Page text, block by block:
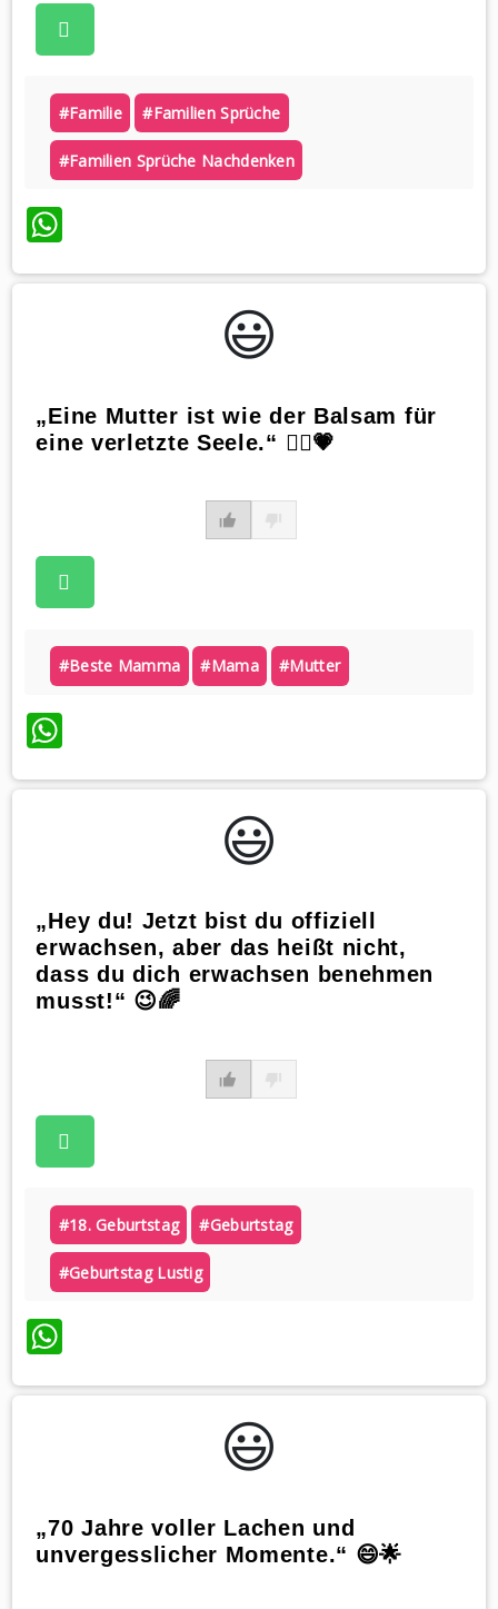
#familie #familien Sprüche
#familien Sprüche Nachdenken
WhatsApp
😃️
„Eine Mutter ist wie der Balsam für
eine verletzte Seele.“ 💆‍♀️💗
#beste Mamma #mama #mutter
WhatsApp
😃️
„Hey du! Jetzt bist du offiziell
erwachsen, aber das heißt nicht,
dass du dich erwachsen benehmen
musst!“ 😉🌈
#18. Geburtstag #geburtstag
#geburtstag Lustig
WhatsApp
😃️
„70 Jahre voller Lachen und
unvergesslicher Momente.“ 😄🌟